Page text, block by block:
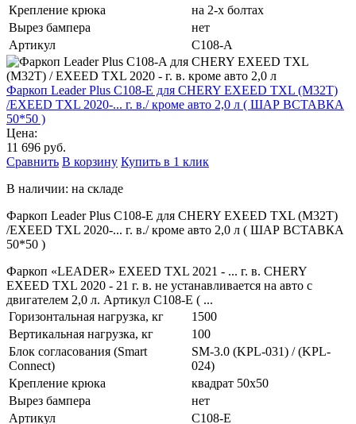
Крепление крюка
на 2-х болтах
Вырез бампера
нет
Артикул
C108-A
Фаркоп Leader Plus C108-E для CHERY EXEED TXL (M32T)
/EXEED TXL 2020-... г. в./ кроме авто 2,0 л ( ШАР ВСТАВКА
50*50 )
Цена:
11 696 руб.
Сравнить В корзину Купить в 1 клик
В наличии: на складе
Фаркоп Leader Plus C108-E для CHERY EXEED TXL (M32T)
/EXEED TXL 2020-... г. в./ кроме авто 2,0 л ( ШАР ВСТАВКА
50*50 )
Фаркоп «LEADER» EXEED TXL 2021 - ... г. в. CHERY
EXEED TXL 2020 - 21 г. в. не устанавливается на авто с
двигателем 2,0 л. Артикул C108-E ( ...
Горизонтальная нагрузка, кг
1500
Вертикальная нагрузка, кг
100
Блок согласования (Smart
Connect)
SM-3.0 (KPL-031) / (KPL-
024)
Крепление крюка
квадрат 50х50
Вырез бампера
нет
Артикул
C108-E